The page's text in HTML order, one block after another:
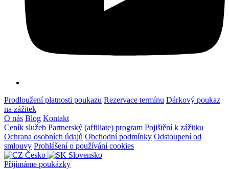
Prodloužení platnosti poukazu Rezervace termínu Dárkový poukaz
na zážitek
O nás Blog Kontakt
Ceník služeb Partnerský (affiliate) program Pojištění k zážitku
Ochrana osobních údajů Obchodní podmínky Odstoupení od
smlouvy Prohlášení o používání cookies
Česko
Slovensko
Přijímáme poukázky